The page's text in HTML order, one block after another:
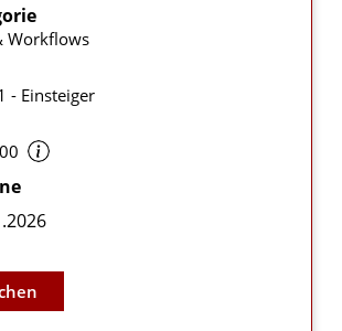
Workflows
- Einsteiger